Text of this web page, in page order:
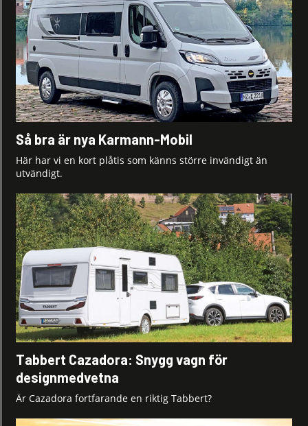
Så bra är nya Karmann-Mobil
Här har vi en kort plåtis som känns större invändigt än
utvändigt.
Tabbert Cazadora: Snygg vagn för
designmedvetna
Är Cazadora fortfarande en riktig Tabbert?